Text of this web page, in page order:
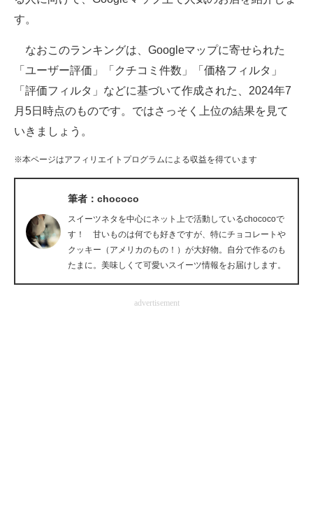
ビジネスと働き方のヒント
企業ITのトレンドを詳説
ITエンジニア向け専門サイト
企業向けIT製品の総合サイト
IT製品の技術・比較・事例
す。
なおこのランキングは、Googleマップに寄せられた
「ユーザー評価」「クチコミ件数」「価格フィルタ」
「評価フィルタ」などに基づいて作成された、2024年7
月5日時点のものです。ではさっそく上位の結果を見て
いきましょう。
※本ページはアフィリエイトプログラムによる収益を得ています
筆者：chococo
スイーツネタを中心にネット上で活動しているchococoで
す！ 甘いものは何でも好きですが、特にチョコレートや
クッキー（アメリカのもの！）が大好物。自分で作るのも
たまに。美味しくて可愛いスイーツ情報をお届けします。
advertisement